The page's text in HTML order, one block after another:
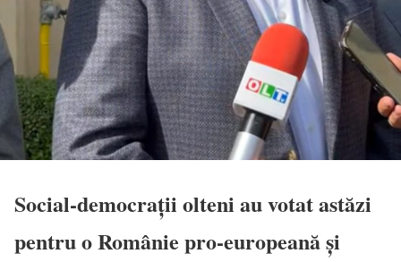
Social-democrații olteni au votat astăzi
pentru o Românie pro-europeană și